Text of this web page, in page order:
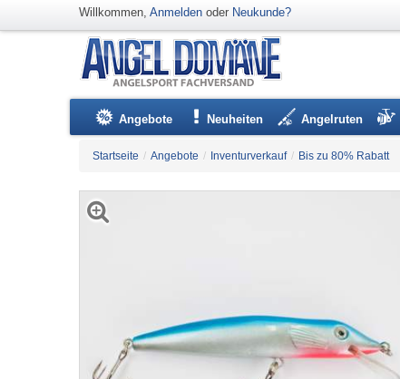
Willkommen, Anmelden oder Neukunde?
Angebote Neuheiten Angelruten
Startseite / Angebote / Inventurverkauf / Bis zu 80% Rabatt